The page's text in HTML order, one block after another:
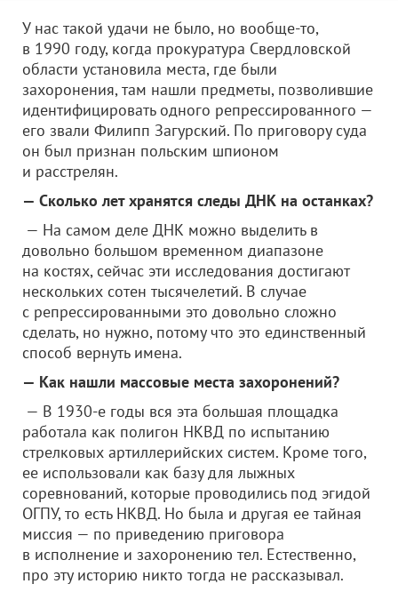
У нас такой удачи не было, но вообще-то,
в 1990 году, когда прокуратура Свердловской
области установила места, где были
захоронения, там нашли предметы, позволившие
идентифицировать одного репрессированного —
его звали Филипп Загурский. По приговору суда
он был признан польским шпионом
и расстрелян.
— Сколько лет хранятся следы ДНК на останках?
— На самом деле ДНК можно выделить в
довольно большом временном диапазоне
на костях, сейчас эти исследования достигают
нескольких сотен тысячелетий. В случае
с репрессированными это довольно сложно
сделать, но нужно, потому что это единственный
способ вернуть имена.
— Как нашли массовые места захоронений?
— В 1930-е годы вся эта большая площадка
работала как полигон НКВД по испытанию
стрелковых артиллерийских систем. Кроме того,
ее использовали как базу для лыжных
соревнований, которые проводились под эгидой
ОГПУ, то есть НКВД. Но была и другая ее тайная
миссия — по приведению приговора
в исполнение и захоронению тел. Естественно,
про эту историю никто тогда не рассказывал.